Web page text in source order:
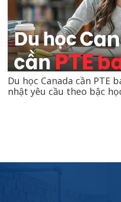
Du học Canada cần PTE
nhật yêu cầu theo bậc